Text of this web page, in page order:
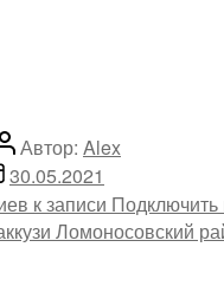
Автор: Alex
30.05.2021
к записи Подключить
Ломоносовский